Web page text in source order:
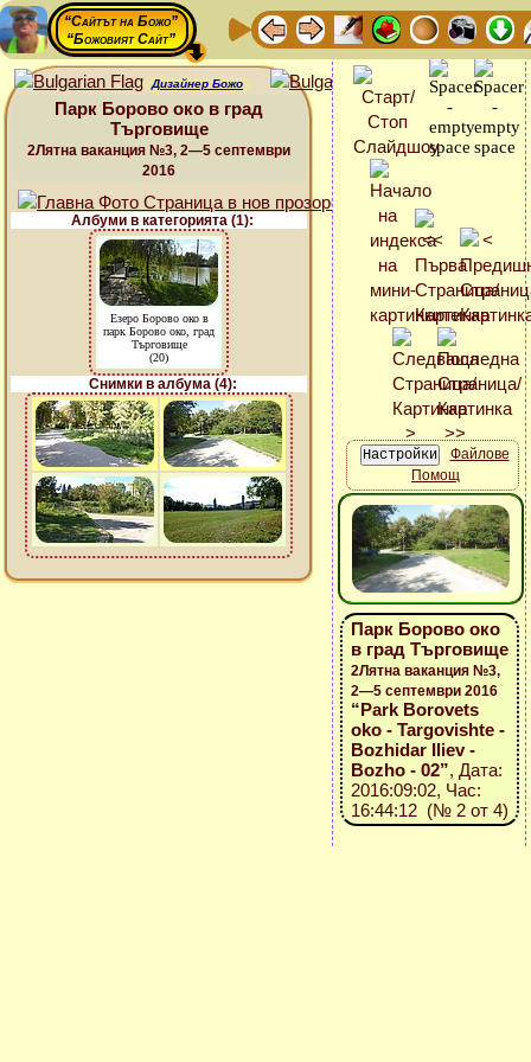
“Сайтът на Божо”
“Божовият Сайт”
Дизайнер Божо
Парк Борово око в град
Търговище
2Лятна ваканция №3, 2—5 септември
2016
Албуми в категорията (1):
Езеро Борово око в
парк Борово око, град
Търговище
(20)
Снимки в албума (4):
Файлове
Помощ
Парк Борово око
в град Търговище
2Лятна ваканция №3,
2—5 септември 2016
“Park Borovets
oko - Targovishte -
Bozhidar Iliev -
Bozho - 02”, Дата:
2016:09:02, Час:
16:44:12 (№ 2 от 4)